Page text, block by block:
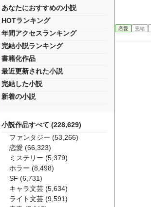
恋愛 完結
あなたにおすすめの小説
HOTランキング
年間アクセスランキング
完結小説ランキング
書籍化作品
最近更新された小説
完結した小説
新着の小説
小説作品すべて (228,629)
ファンタジー (53,266)
恋愛 (66,323)
ミステリー (5,379)
ホラー (8,498)
SF (6,731)
キャラ文芸 (5,634)
ライト文芸 (9,591)